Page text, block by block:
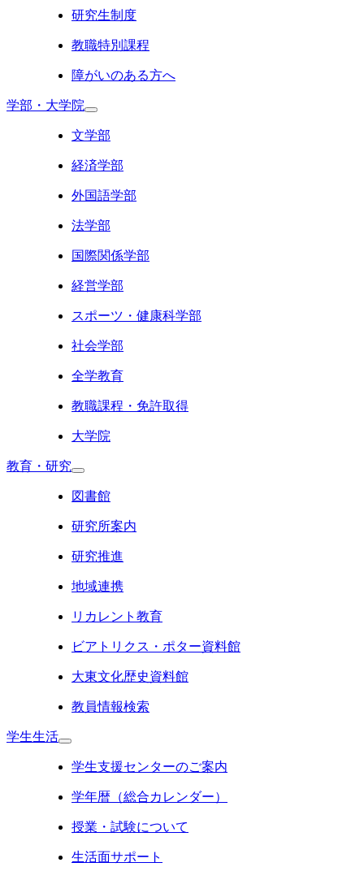
研究生制度
教職特別課程
障がいのある方へ
学部・大学院
文学部
経済学部
外国語学部
法学部
国際関係学部
経営学部
スポーツ・健康科学部
社会学部
全学教育
教職課程・免許取得
大学院
教育・研究
図書館
研究所案内
研究推進
地域連携
リカレント教育
ビアトリクス・ポター資料館
大東文化歴史資料館
教員情報検索
学生生活
学生支援センターのご案内
学年暦（総合カレンダー）
授業・試験について
生活面サポート